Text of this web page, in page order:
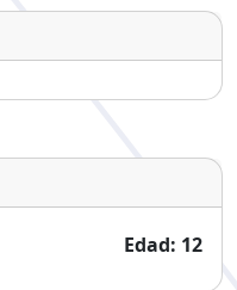
Edad: 12